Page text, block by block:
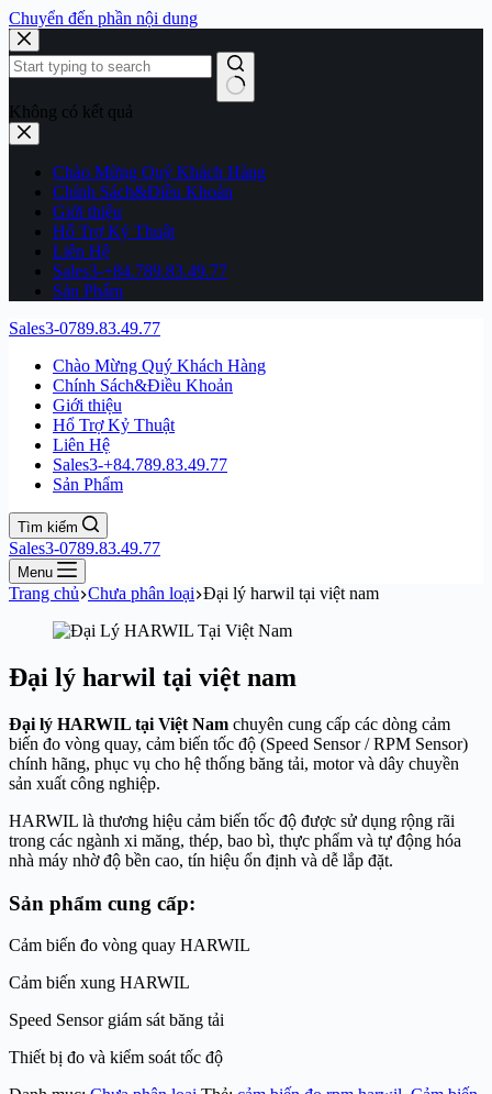
Chuyển đến phần nội dung
Không có kết quả
Chào Mừng Quý Khách Hàng
Chính Sách&Điều Khoản
Giới thiệu
Hổ Trợ Kỷ Thuật
Liên Hệ
Sales3-+84.789.83.49.77
Sản Phẩm
Sales3-0789.83.49.77
Chào Mừng Quý Khách Hàng
Chính Sách&Điều Khoản
Giới thiệu
Hổ Trợ Kỷ Thuật
Liên Hệ
Sales3-+84.789.83.49.77
Sản Phẩm
Tìm kiếm
Sales3-0789.83.49.77
Menu
Trang chủ Chưa phân loại Đại lý harwil tại việt nam
Đại lý harwil tại việt nam
Đại lý HARWIL tại Việt Nam chuyên cung cấp các dòng cảm
biến đo vòng quay, cảm biến tốc độ (Speed Sensor / RPM Sensor)
chính hãng, phục vụ cho hệ thống băng tải, motor và dây chuyền
sản xuất công nghiệp.
HARWIL là thương hiệu cảm biến tốc độ được sử dụng rộng rãi
trong các ngành xi măng, thép, bao bì, thực phẩm và tự động hóa
nhà máy nhờ độ bền cao, tín hiệu ổn định và dễ lắp đặt.
Sản phẩm cung cấp:
Cảm biến đo vòng quay HARWIL
Cảm biến xung HARWIL
Speed Sensor giám sát băng tải
Thiết bị đo và kiểm soát tốc độ